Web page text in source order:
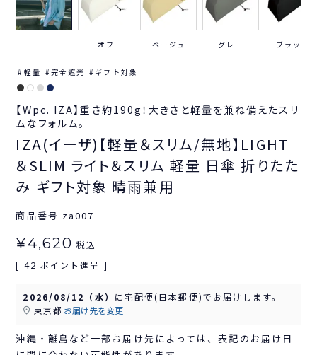
オフ ベージュ グレー ブラック
軽量 完全遮光 ギフト対象
【Wpc. IZA】重さ約190g！大きさと軽量を兼ね備えたスリ
ムなフォルム。
IZA(イーザ)【軽量＆スリム/無地】LIGHT
＆SLIM ライト＆スリム 軽量 日傘 折りたた
み ギフト対象 晴雨兼用
商品番号 za007
¥4,620 税込
[ 42 ポイント進呈 ]
2026/08/12（水） に 宅配便(日本郵便)でお届けします。
東京都 お届け先を変更
沖縄・離島など一部お届け先によっては、表記のお届け日